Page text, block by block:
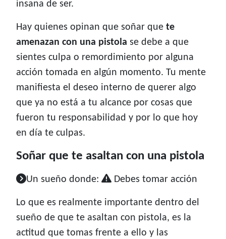
insana de ser.
Hay quienes opinan que soñar que te
amenazan con una pistola se debe a que
sientes culpa o remordimiento por alguna
acción tomada en algún momento. Tu mente
manifiesta el deseo interno de querer algo
que ya no está a tu alcance por cosas que
fueron tu responsabilidad y por lo que hoy
en día te culpas.
Soñar que te asaltan con una pistola
Un sueño donde: Debes tomar acción
Lo que es realmente importante dentro del
sueño de que te asaltan con pistola, es la
actitud que tomas frente a ello y las